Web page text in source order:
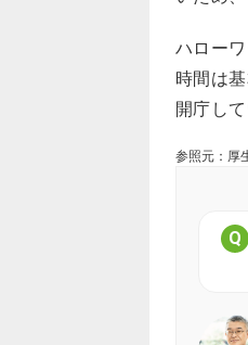
ハロー
時間は
開庁し
参照元：厚